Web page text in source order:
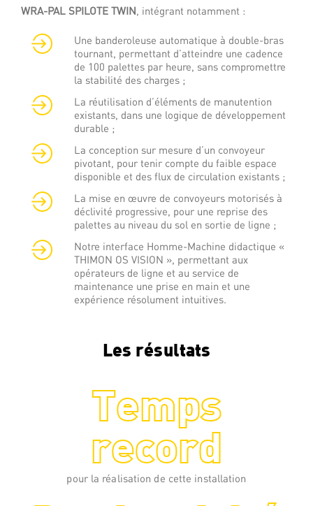
WRA-PAL SPILOTE TWIN, intégrant notamment :
Une banderoleuse automatique à double-bras
tournant, permettant d’atteindre une cadence
de 100 palettes par heure, sans compromettre
la stabilité des charges ;
La réutilisation d’éléments de manutention
existants, dans une logique de développement
durable ;
La conception sur mesure d’un convoyeur
pivotant, pour tenir compte du faible espace
disponible et des flux de circulation existants ;
La mise en œuvre de convoyeurs motorisés à
déclivité progressive, pour une reprise des
palettes au niveau du sol en sortie de ligne ;
Notre interface Homme-Machine didactique «
THIMON OS VISION », permettant aux
opérateurs de ligne et au service de
maintenance une prise en main et une
expérience résolument intuitives.
Les résultats
Temps
record
pour la réalisation de cette installation